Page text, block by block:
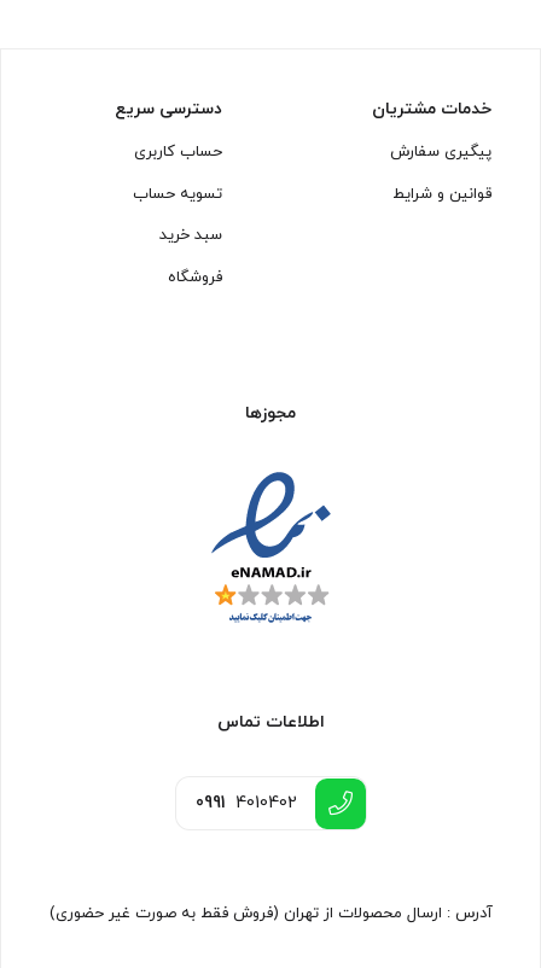
خدمات مشتریان
پیگیری سفارش
قوانین و شرایط
دسترسی سریع
حساب کاربری
تسویه حساب
سبد خرید
فروشگاه
مجوزها
اطلاعات تماس
0991 4010402
آدرس : ارسال محصولات از تهران (فروش فقط به صورت غیر حضوری)